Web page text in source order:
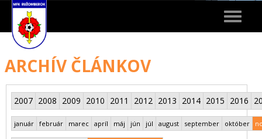
Toggle
ARCHÍV ČLÁNKOV
2007 2008 2009 2010 2011 2012 2013 2014 2015 2016
január február marec apríl máj jún júl august september október